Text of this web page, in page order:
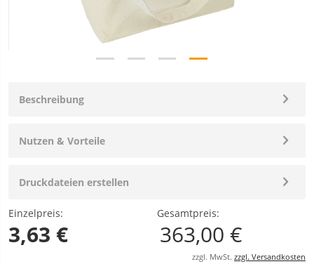
Beschreibung
Nutzen & Vorteile
Druckdateien erstellen
Einzelpreis: Gesamtpreis:
3,63 € 363,00 €
zzgl. MwSt. zzgl. Versandkosten